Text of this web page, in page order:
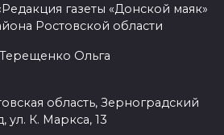
газеты «Донской маяк»
Ростовской области
Ольга
область, Зерноградский
ул. К. Маркса, 13